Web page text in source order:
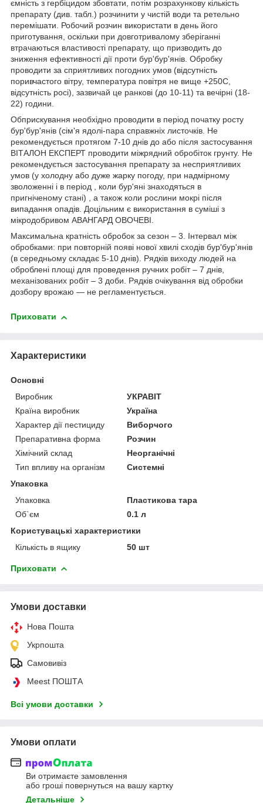
ємність з гербіцидом збовтати, потім розрахункову кількість
препарату (див. табл.) розчинити у чистій води та ретельно
перемішати. Робочий розчин використати в день його
приготування, оскільки при довготривалому зберіганні
втрачаються властивості препарату, що призводить до
зниження ефективності дії проти бур'бур'янів. Обробку
проводити за сприятливих погодних умов (відсутність
поривчастого вітру, температура повітря не вище +250С,
відсутність росі), зазвичай це ранкові (до 10-11) та вечірні (18-
22) години.
Обприскування необхідно проводити в період початку росту
бур'бур'янів (сім'я ядолі-пара справжніх листочків. Не
рекомендується протягом 7-10 днів до або після застосування
ВІТАЛОН ЕКСПЕРТ проводити міжрядний обробіток грунту. Не
рекомендується застосування препарату за несприятливих
умов (у холодну або дуже жарку погоду, при надмірному
зволоженні і в період , коли бур'яні знаходяться в
пригніченому стані) , а також коли рослини мокрі після
випадання опадів. Доцільним є використання в суміші з
мікродобривом АВАНГАРД ОВОЧЕВІ.
Максимальна кратність обробок за сезон – 3. Інтервал між
обробками: при повторній появі нової хвилі сходів бур'бур'янів
(в середньому складає 5-10 днів). Рядків виходу людей на
оброблені площі для проведення ручних робіт – 7 днів,
механізованих робіт – 3 доби. Рядків очікування від обробки
дозбору врожаю — не регламентується.
Приховати
Характеристики
Основні
Виробник
УКРАВІТ
Країна виробник
Україна
Характер дії пестициду
Виборчого
Препаративна форма
Розчин
Хімічний склад
Неорганічні
Тип впливу на організм
Системні
Упаковка
Упаковка
Пластикова тара
Об`єм
0.1 л
Користувацькі характеристики
Кількість в ящику
50 шт
Приховати
Умови доставки
Нова Пошта
Укрпошта
Самовивіз
Meest ПОШТА
Всі умови доставки
Умови оплати
Ви отримаєте замовлення
або гроші повернуться на вашу картку
Детальніше